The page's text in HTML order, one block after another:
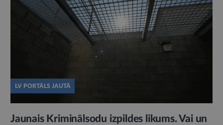
LV PORTĀLS JAUTĀ
Jaunais Kriminālsodu izpildes likums. Vai un